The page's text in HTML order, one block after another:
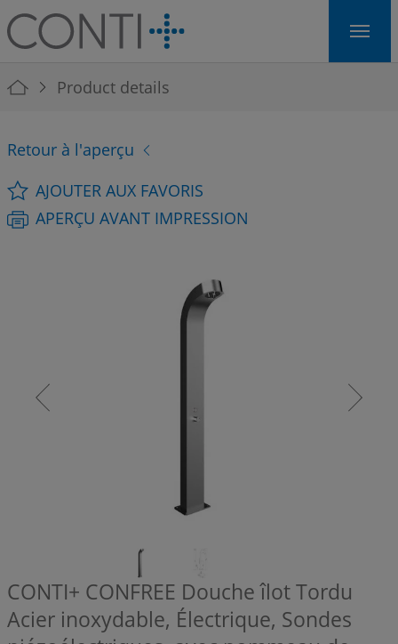
Skip to main navigation
Skip to main content
Skip to page footer
You are here:
Product details
Retour à l'aperçu
AJOUTER AUX FAVORIS
APERÇU AVANT IMPRESSION
CONTI+ CONFREE Douche îlot Tordu
Acier inoxydable, Électrique, Sondes